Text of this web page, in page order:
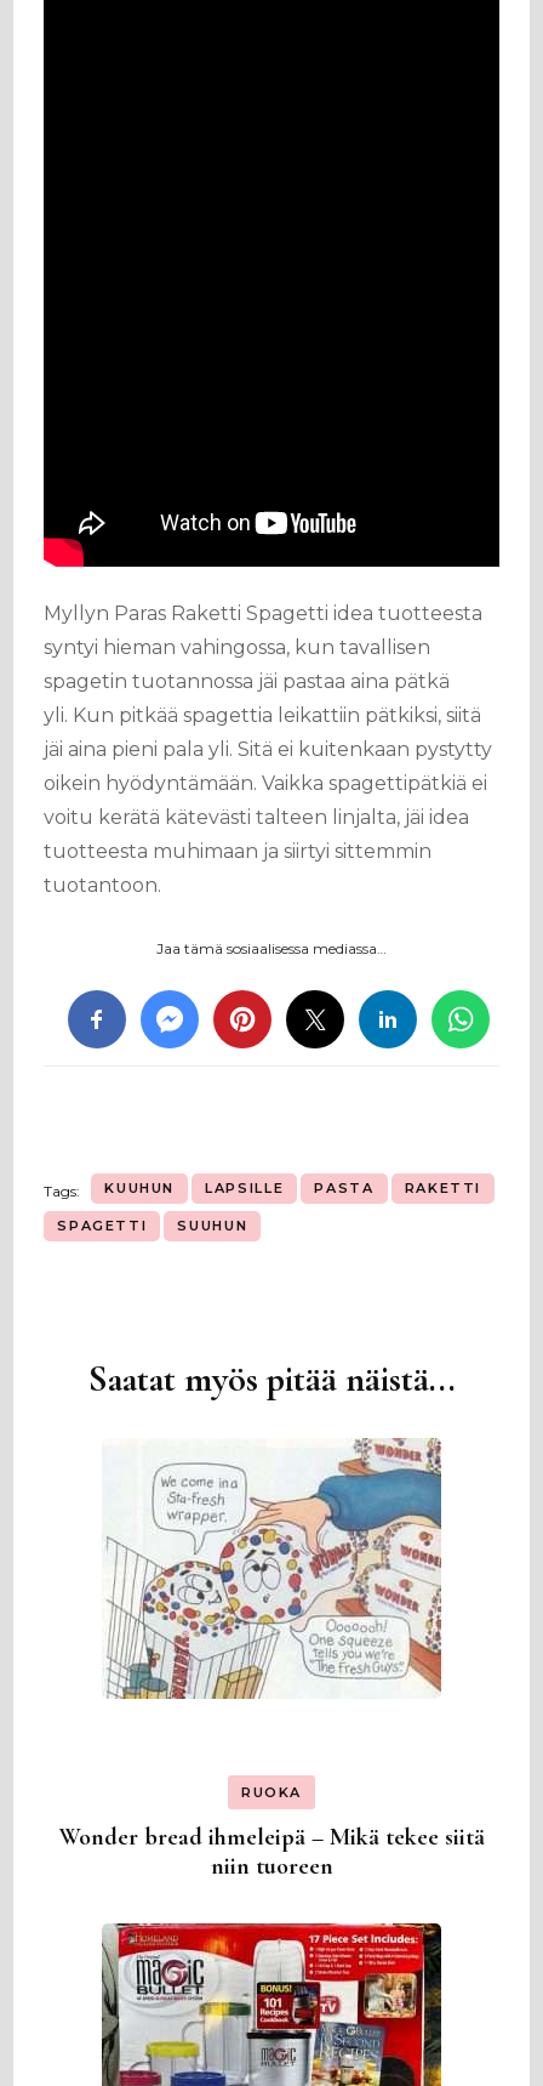
Myllyn Paras Raketti Spagetti idea tuotteesta
syntyi hieman vahingossa, kun tavallisen
spagetin tuotannossa jäi pastaa aina pätkä
yli. Kun pitkää spagettia leikattiin pätkiksi, siitä
jäi aina pieni pala yli. Sitä ei kuitenkaan pystytty
oikein hyödyntämään. Vaikka spagettipätkiä ei
voitu kerätä kätevästi talteen linjalta, jäi idea
tuotteesta muhimaan ja siirtyi sittemmin
tuotantoon.
Jaa tämä sosiaalisessa mediassa…
Tags: KUUHUN LAPSILLE PASTA RAKETTI
SPAGETTI SUUHUN
Artikkelien
Saatat myös pitää näistä...
RUOKA
Wonder bread ihmeleipä – Mikä tekee siitä
niin tuoreen